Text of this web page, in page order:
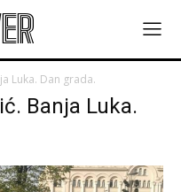
Luka. Dan grada.
Banja Luka.